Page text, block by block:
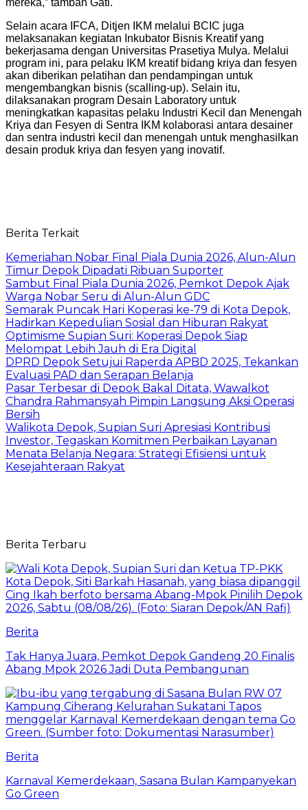
Selain acara IFCA, Ditjen IKM melalui BCIC juga
melaksanakan kegiatan Inkubator Bisnis Kreatif yang
bekerjasama dengan Universitas Prasetiya Mulya. Melalui
program ini, para pelaku IKM kreatif bidang kriya dan fesyen
akan diberikan pelatihan dan pendampingan untuk
mengembangkan bisnis (scalling-up). Selain itu,
dilaksanakan program Desain Laboratory untuk
meningkatkan kapasitas pelaku Industri Kecil dan Menengah
Kriya dan Fesyen di Sentra IKM kolaborasi antara desainer
dan sentra industri kecil dan menengah untuk menghasilkan
desain produk kriya dan fesyen yang inovatif.
Berita Terkait
Kemeriahan Nobar Final Piala Dunia 2026, Alun-Alun
Timur Depok Dipadati Ribuan Suporter
Sambut Final Piala Dunia 2026, Pemkot Depok Ajak
Warga Nobar Seru di Alun-Alun GDC
Semarak Puncak Hari Koperasi ke-79 di Kota Depok,
Hadirkan Kepedulian Sosial dan Hiburan Rakyat
Optimisme Supian Suri: Koperasi Depok Siap
Melompat Lebih Jauh di Era Digital
DPRD Depok Setujui Raperda APBD 2025, Tekankan
Evaluasi PAD dan Serapan Belanja
Pasar Terbesar di Depok Bakal Ditata, Wawalkot
Chandra Rahmansyah Pimpin Langsung Aksi Operasi
Bersih
Walikota Depok, Supian Suri Apresiasi Kontribusi
Investor, Tegaskan Komitmen Perbaikan Layanan
Menata Belanja Negara: Strategi Efisiensi untuk
Kesejahteraan Rakyat
Berita Terbaru
Berita
Tak Hanya Juara, Pemkot Depok Gandeng 20 Finalis
Abang Mpok 2026 Jadi Duta Pembangunan
Berita
Karnaval Kemerdekaan, Sasana Bulan Kampanyekan
Go Green